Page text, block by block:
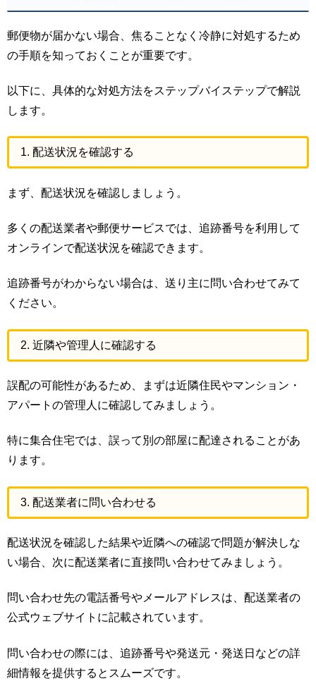
郵便物が届かない場合、焦ることなく冷静に対処するため
の手順を知っておくことが重要です。
以下に、具体的な対処方法をステップバイステップで解説
します。
1. 配送状況を確認する
まず、配送状況を確認しましょう。
多くの配送業者や郵便サービスでは、追跡番号を利用して
オンラインで配送状況を確認できます。
追跡番号がわからない場合は、送り主に問い合わせてみて
ください。
2. 近隣や管理人に確認する
誤配の可能性があるため、まずは近隣住民やマンション・
アパートの管理人に確認してみましょう。
特に集合住宅では、誤って別の部屋に配達されることがあ
ります。
3. 配送業者に問い合わせる
配送状況を確認した結果や近隣への確認で問題が解決しな
い場合、次に配送業者に直接問い合わせてみましょう。
問い合わせ先の電話番号やメールアドレスは、配送業者の
公式ウェブサイトに記載されています。
問い合わせの際には、追跡番号や発送元・発送日などの詳
細情報を提供するとスムーズです。